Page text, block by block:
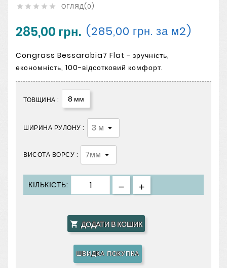
     ОГЛЯД(0)
285,00 грн. (285,00 грн. за м2)
Congrass Bessarabia7 Flat - зручність,
економність, 100-відсотковий комфорт.
ТОВЩИНА : 8 мм
ШИРИНА РУЛОНУ :
ВИСОТА ВОРСУ :
КІЛЬКІСТЬ:
 ДОДАТИ В КОШИК
ШВИДКА ПОКУПКА